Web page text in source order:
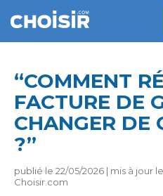
“COMMENT
FACTURE DE
CHANGER DE
?”
publié le 22/05/2026 | mis à jour le
Choisir.com